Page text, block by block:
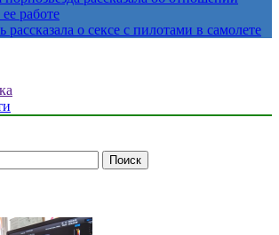
работе
о сексе с пилотами в самолете